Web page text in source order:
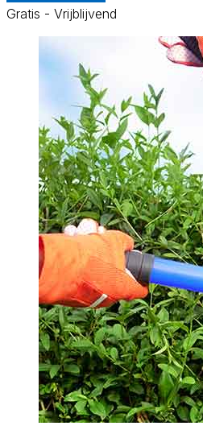
Gratis - Vrijblijvend